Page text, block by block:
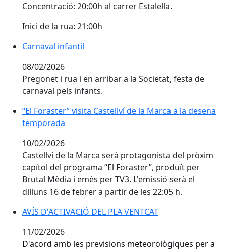
Concentració: 20:00h al carrer Estalella.
Inici de la rua: 21:00h
Carnaval infantil
08/02/2026
Pregonet i rua i en arribar a la Societat, festa de
carnaval pels infants.
“El Foraster” visita Castellví de la Marca a la desena
“El Foraster” visita Castellví de la Marca a la desena
temporada
10/02/2026
Castellví de la Marca serà protagonista del pròxim
capítol del programa “El Foraster”, produït per
Brutal Mèdia i emès per TV3. L'emissió serà el
dilluns 16 de febrer a partir de les 22:05 h.
AVÍS D'ACTIVACIÓ DEL PLA VENTCAT
AVÍS D'ACTIVACIÓ DEL PLA VENTCAT
11/02/2026
D'acord amb les previsions meteorològiques per a